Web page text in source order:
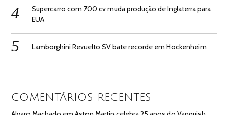
Supercarro com 700 cv muda produção de Inglaterra para
EUA
Lamborghini Revuelto SV bate recorde em Hockenheim
COMENTÁRIOS RECENTES